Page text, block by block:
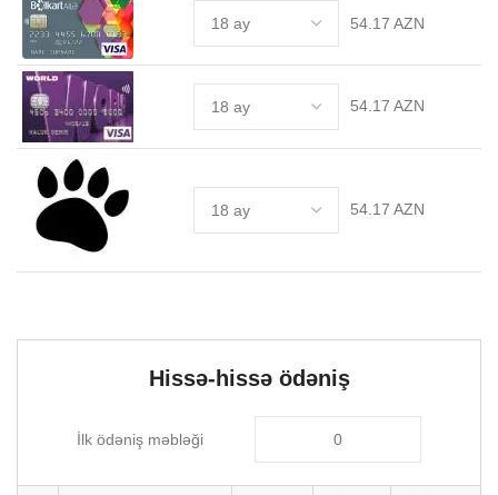
54.17 AZN
54.17 AZN
54.17 AZN
Hissə-hissə ödəniş
İlk ödəniş məbləği